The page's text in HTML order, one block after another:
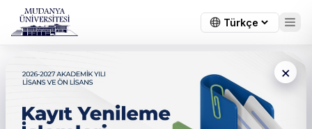
×
Değerli Konuklarımızı Ağırladık